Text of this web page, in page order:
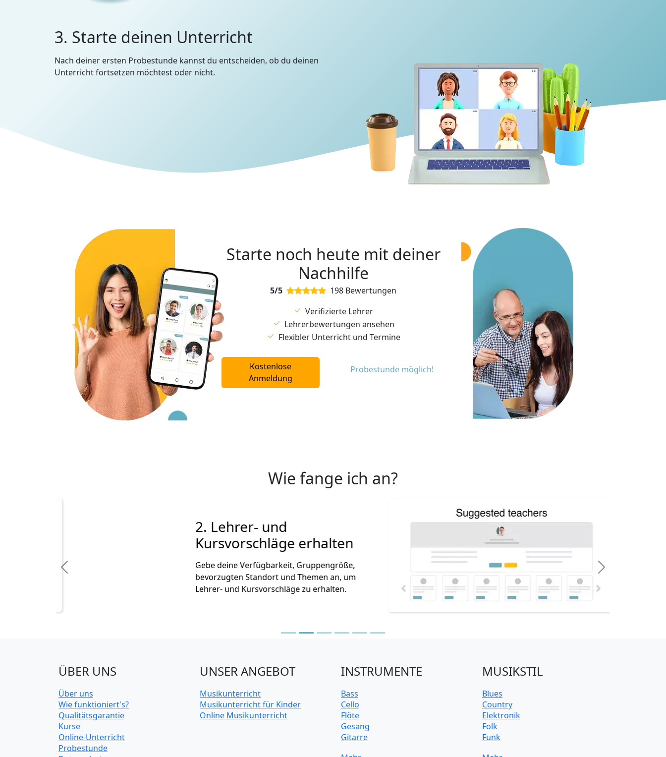
3. Starte deinen Unterricht
Nach deiner ersten Probestunde kannst du entscheiden, ob du deinen
Unterricht fortsetzen möchtest oder nicht.
Starte noch heute mit deiner
Nachhilfe
5/5
198 Bewertungen
Verifizierte Lehrer
Lehrerbewertungen ansehen
Flexibler Unterricht und Termine
Kostenlose
Anmeldung
Probestunde möglich!
Wie fange ich an?
2. Lehrer- und
Kursvorschläge erhalten
Gebe deine Verfügbarkeit, Gruppengröße,
bevorzugten Standort und Themen an, um
Lehrer- und Kursvorschläge zu erhalten.
Previous
ÜBER UNS
Über uns
Wie funktioniert's?
Qualitätsgarantie
Kurse
Online-Unterricht
Probestunde
UNSER ANGEBOT
Musikunterricht
Musikunterricht für Kinder
Online Musikunterricht
INSTRUMENTE
Bass
Cello
Flöte
Gesang
Gitarre
MUSIKSTIL
Blues
Country
Elektronik
Folk
Funk